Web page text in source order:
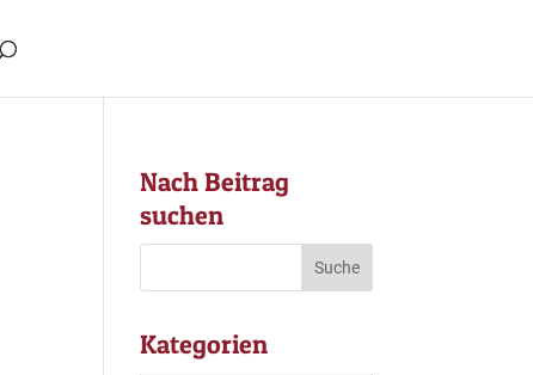
Nach Beitrag
suchen
Kategorien